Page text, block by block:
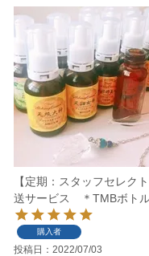
【定期：スタッフセレク
送サービス ＊TMBボト
購入者
投稿日 2022/07/03